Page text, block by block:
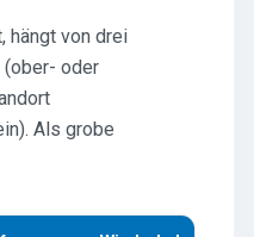
hängt von drei
(ober- oder
Als grobe